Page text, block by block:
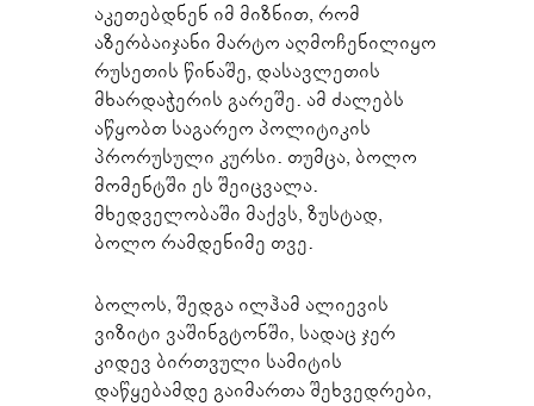
აკეთებდნენ იმ მიზნით, რომ
აზერბაიჯანი მარტო აღმოჩენილიყო
რუსეთის წინაშე, დასავლეთის
მხარდაჭერის გარეშე. ამ ძალებს
აწყობთ საგარეო პოლიტიკის
პრორუსული კურსი. თუმცა, ბოლო
მომენტში ეს შეიცვალა.
მხედველობაში მაქვს, ზუსტად,
ბოლო რამდენიმე თვე.
ბოლოს, შედგა ილჰამ ალიევის
ვიზიტი ვაშინგტონში, სადაც ჯერ
კიდევ ბირთვული სამიტის
დაწყებამდე გაიმართა შეხვედრები,